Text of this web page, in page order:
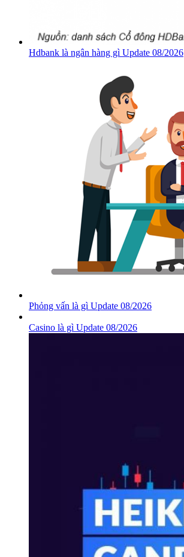
Hdbank là ngân hàng gì Update 08/2026
Phỏng vấn là gì Update 08/2026
Casino là gì Update 08/2026